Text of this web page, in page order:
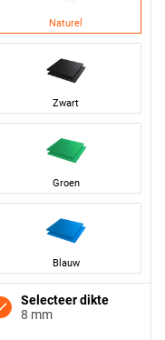
Naturel
Zwart
Groen
Blauw
Selecteer dikte
8 mm